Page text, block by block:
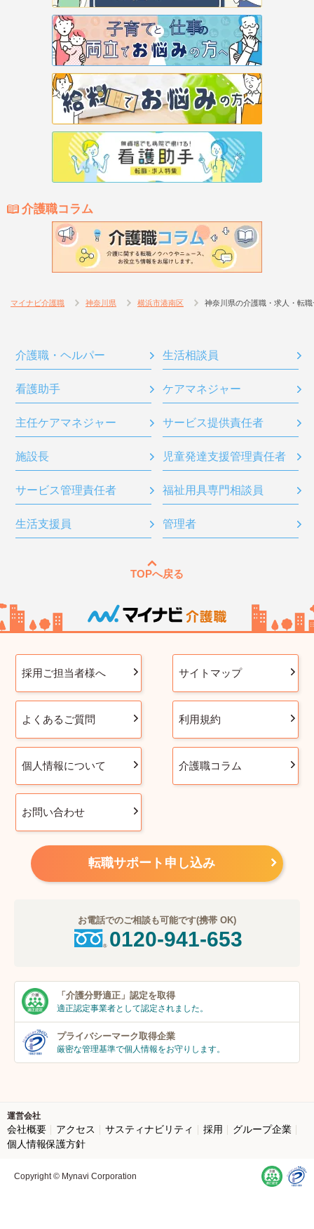
介護職コラム
マイナビ介護職 神奈川県 横浜市港南区 神奈川県の介護職・求人・転職
介護職・ヘルパー 生活相談員
看護助手 ケアマネジャー
主任ケアマネジャー サービス提供責任者
施設長 児童発達支援管理責任者
サービス管理責任者 福祉用具専門相談員
生活支援員 管理者
TOPへ戻る
採用ご担当者様へ サイトマップ
よくあるご質問 利用規約
個人情報について 介護職コラム
お問い合わせ
転職サポート申し込み
お電話でのご相談も可能です(携帯 OK)
0120-941-653
「介護分野適正」 認定を取得
適正認定事業者として認定されました。
プライバシーマーク取得企業
厳密な管理基準で個人情報をお守りします。
運営会社
会社概要 アクセス サスティナビリティ 採用
グループ企業
個人情報保護方針
Copyright © Mynavi Corporation